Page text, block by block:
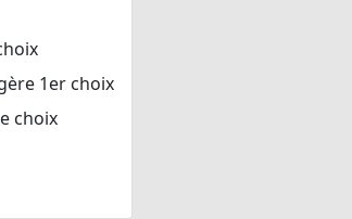
1er choix
choix